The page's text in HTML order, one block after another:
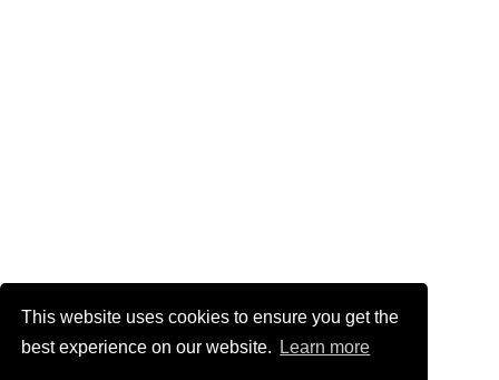
This website uses cookies to ensure you get the
best experience on our website.
Learn more